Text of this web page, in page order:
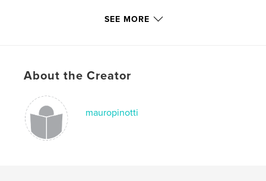
http://mauropinotti.com
Primary Category: Minimalist
Additional Categories
Biographies & Memoirs
Project Option:
# of Pages:
SEE MORE
About the Creator
mauropinotti